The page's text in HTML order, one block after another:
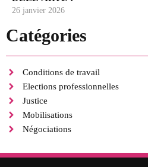
Catégories
Conditions de travail
Elections professionnelles
Justice
Mobilisations
Négociations
26 janvier 2026